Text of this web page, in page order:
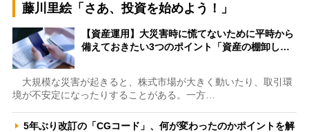
藤川里絵「さあ、投資を始めよう！」
【資産運用】大災害時に慌てないために平時から
備えておきたい3つのポイント「資産の棚卸し…
大規模な災害が起きると、株式市場が大きく動いたり、取引環
境が不安定になったりすることがある。一方…
5年ぶり改訂の「CGコード」、何が変わったのかポイントを解